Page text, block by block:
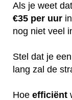
Als je weet
€35 per uur
nog niet veel
Stel dat je een
lang zal de
Hoe efficiënt